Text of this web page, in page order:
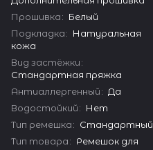
Прошивка: Белый
Подкладка: Натуральная
кожа
Вид застёжки:
Стандартная пряжка
Антиаллергенный: Да
Водостойкий: Нет
Тип ремешка: Стандартный
Тип товара: Ремешок для